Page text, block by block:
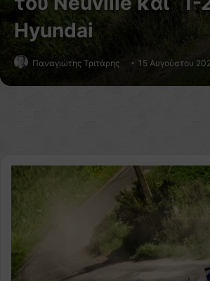
Hyundai
Παναγιώτης Τριτάρης 15 Αυγούστου